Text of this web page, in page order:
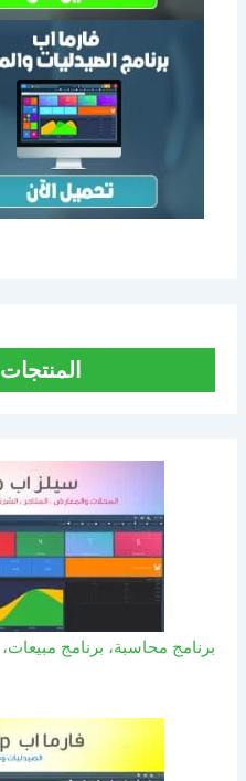
برنامج محاسبة، برنامج